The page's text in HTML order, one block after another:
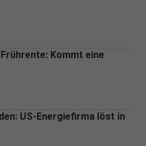
Kommt eine
US-Energiefirma löst in